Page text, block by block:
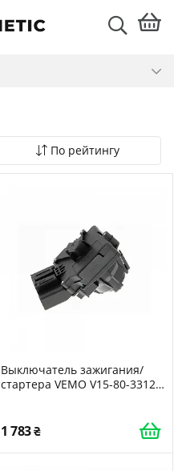
По рейтингу
Выключатель зажигания/
стартера VEMO V15-80-3312
1 783